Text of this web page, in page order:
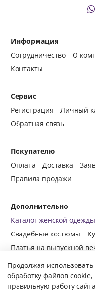
Информация
Сотрудничество
О
Контакты
Сервис
Регистрация
Личный
Обратная связь
Покупателю
Оплата
Доставка
Правила продажи
Дополнительно
Каталог женской одежды
Свадебные костюмы
Платья на выпускной
© 2014-2024 Все права
Продолжая
обработку файлов
правильную работу